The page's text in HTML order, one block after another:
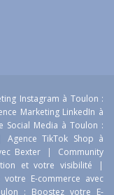
Instagram à Toulon :
Marketing LinkedIn à
Social Media à Toulon :
Agence TikTok Shop à
Bexter
|
Community
et votre visibilité
|
E-commerce avec
: Boostez votre E-